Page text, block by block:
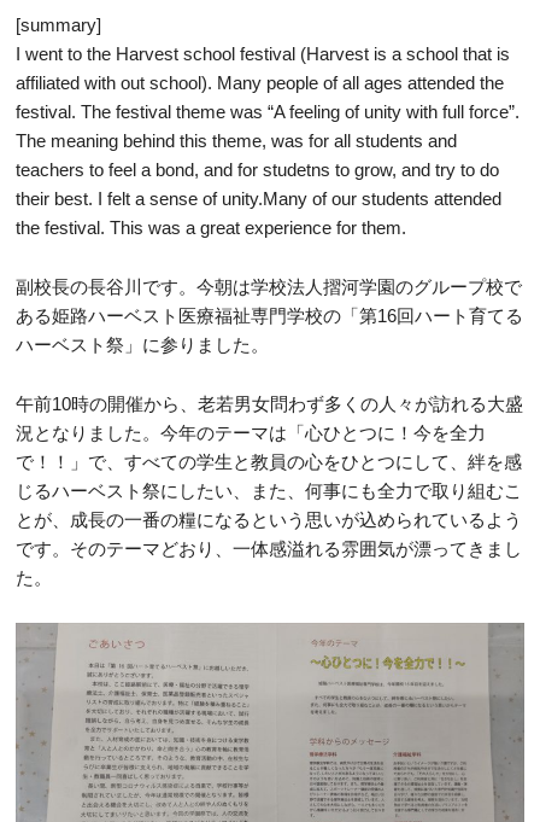
[summary]
I went to the Harvest school festival (Harvest is a school that is
affiliated with out school). Many people of all ages attended the
festival. The festival theme was “A feeling of unity with full force”.
The meaning behind this theme, was for all students and
teachers to feel a bond, and for studetns to grow, and try to do
their best. I felt a sense of unity.Many of our students attended
the festival. This was a great experience for them.
副校長の長谷川です。今朝は学校法人摺河学園のグループ校で
ある姫路ハーベスト医療福祉専門学校の「第16回ハート育てる
ハーベスト祭」に参りました。
午前10時の開催から、老若男女問わず多くの人々が訪れる大盛
況となりました。今年のテーマは「心ひとつに！今を全力
で！！」で、すべての学生と教員の心をひとつにして、絆を感
じるハーベスト祭にしたい、また、何事にも全力で取り組むこ
とが、成長の一番の糧になるという思いが込められているよう
です。そのテーマどおり、一体感溢れる雰囲気が漂ってきまし
た。